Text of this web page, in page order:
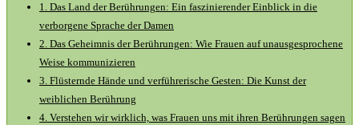
1. Das Land der Berührungen: Ein faszinierender Einblick in die
verborgene Sprache der Damen
2. Das Geheimnis der Berührungen: Wie Frauen auf unausgesprochene
Weise kommunizieren
3. Flüsternde Hände und verführerische Gesten: Die Kunst der
weiblichen Berührung
4. Verstehen wir wirklich, was Frauen uns mit ihren Berührungen sagen